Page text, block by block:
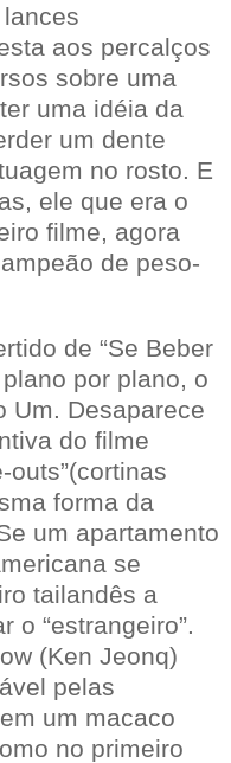
aos percalços
sobre uma
uma idéia da
um dente
no rosto. E
ele que era o
filme, agora
de peso-
de “Se Beber
por plano, o
Um. Desaparece
do filme
outs”(cortinas
forma da
um apartamento
se
tailandês a
o “estrangeiro”.
(Ken Jeonq)
pelas
um macaco
no primeiro